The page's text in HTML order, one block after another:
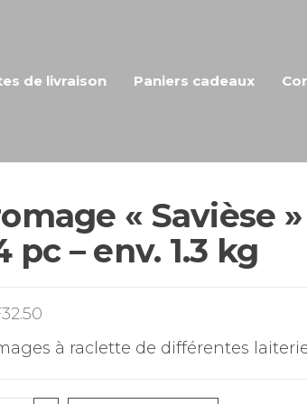
de livraison Paniers cadeaux
« Savièse »
pc – env. 1.3 kg
32.50
à raclette de différentes